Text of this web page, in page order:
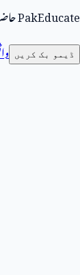
PakEducate حاضری، فیس، نتائج، عملہ اور والدین کو اپڈیٹس ایک ہی منظم سسٹم میں لاتا ہے۔
ڈیمو بک کریں